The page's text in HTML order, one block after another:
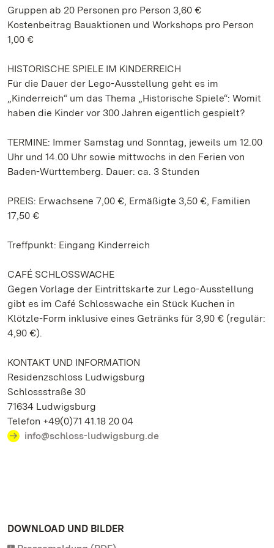
Gruppen ab 20 Personen pro Person 3,60 €
Kostenbeitrag Bauaktionen und Workshops pro Person
1,00 €
HISTORISCHE SPIELE IM KINDERREICH
Für die Dauer der Lego-Ausstellung geht es im
„Kinderreich“ um das Thema „Historische Spiele“: Womit
haben die Kinder vor 300 Jahren eigentlich gespielt?
TERMINE: Immer Samstag und Sonntag, jeweils um 12.00
Uhr und 14.00 Uhr sowie mittwochs in den Ferien von
Baden-Württemberg. Dauer: ca. 3 Stunden
PREIS: Erwachsene 7,00 €, Ermäßigte 3,50 €, Familien
17,50 €
Treffpunkt: Eingang Kinderreich
CAFÉ SCHLOSSWACHE
Gegen Vorlage der Eintrittskarte zur Lego-Ausstellung
gibt es im Café Schlosswache ein Stück Kuchen in
Klötzle-Form inklusive eines Getränks für 3,90 € (regulär:
4,90 €).
KONTAKT UND INFORMATION
Residenzschloss Ludwigsburg
Schlossstraße 30
71634 Ludwigsburg
Telefon +49(0)71 41.18 20 04
info@schloss-ludwigsburg.de
DOWNLOAD UND BILDER